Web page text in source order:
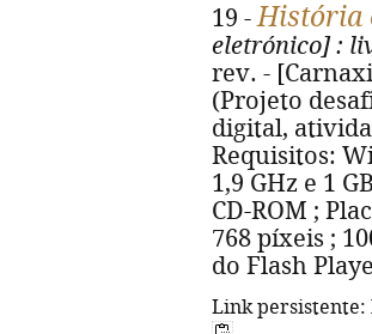
19 -História
eletrónico]:
rev. -
(Projeto
digital,
Requisitos:
1,9 GHz e 1
CD-ROM ;
768 píxeis ;
do Flash
Link